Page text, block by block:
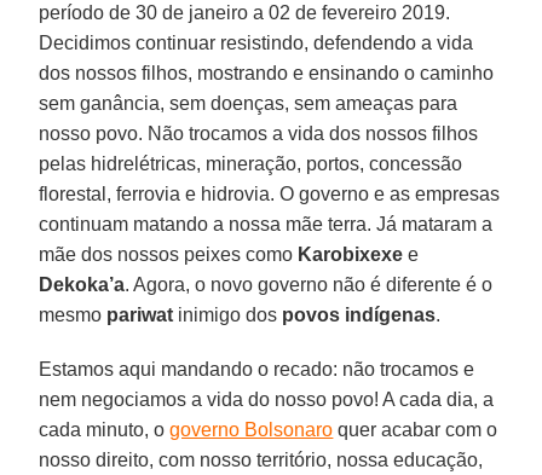
período de 30 de janeiro a 02 de fevereiro 2019.
Decidimos continuar resistindo, defendendo a vida
dos nossos filhos, mostrando e ensinando o caminho
sem ganância, sem doenças, sem ameaças para
nosso povo. Não trocamos a vida dos nossos filhos
pelas hidrelétricas, mineração, portos, concessão
florestal, ferrovia e hidrovia. O governo e as empresas
continuam matando a nossa mãe terra. Já mataram a
mãe dos nossos peixes como Karobixexe e
Dekoka’a. Agora, o novo governo não é diferente é o
mesmo pariwat inimigo dos povos indígenas.
Estamos aqui mandando o recado: não trocamos e
nem negociamos a vida do nosso povo! A cada dia, a
cada minuto, ogoverno Bolsonaro quer acabar com o
nosso direito, com nosso território, nossa educação,